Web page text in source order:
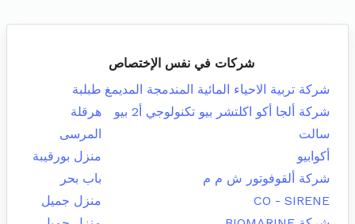
شركات في نفس الإختصاص
شركة تربية الاحياء المائية المندمجة المديمغ طبلبة
شركة ألجا أكو اكلتشر بيو تكنولوجي أ2 بيو
هرقلة
سالت
المرسى
أكوابيو
منزل بورقيبة
شركة ألقوفوتور ش م م
باب بحر
CO - SIRENE
منزل جميل